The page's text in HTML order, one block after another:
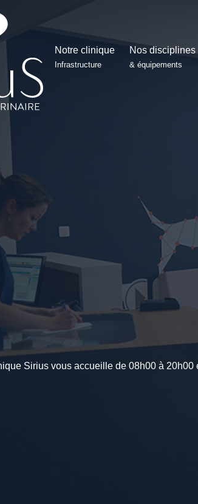
Notre clinique
Infrastructure
Nos disciplines
& équipements
Sirius vous accueille de 08h00 à